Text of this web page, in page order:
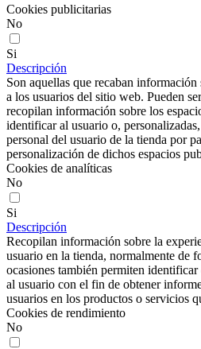
Cookies publicitarias
No
Si
Descripción
Son aquellas que recaban
a los usuarios del sitio web. Pueden
recopilan información sobre los
identificar al usuario o,
personal del usuario de la tienda por
personalización de dichos espacios
Cookies de analíticas
No
Si
Descripción
Recopilan información sobre la
usuario en la tienda, normalmente de
ocasiones también permiten
al usuario con el fin de obtener
usuarios en los productos o servicios
Cookies de rendimiento
No